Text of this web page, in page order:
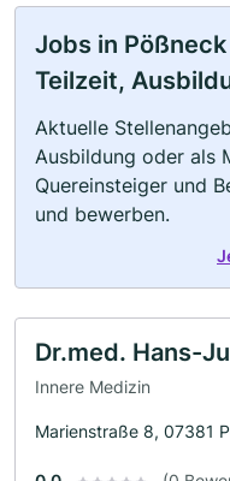
Jobs in
Teilzeit,
Aktuelle
Ausbildung oder als
Quereinsteiger und
und bewerben.
Dr.med. Hans-
Innere Medizin
Marienstraße 8, 07381